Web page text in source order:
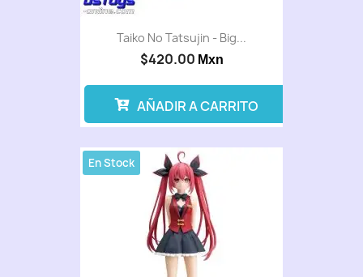
Taiko No Tatsujin - Big...
$420.00 Mxn
AÑADIR A CARRITO
En Stock